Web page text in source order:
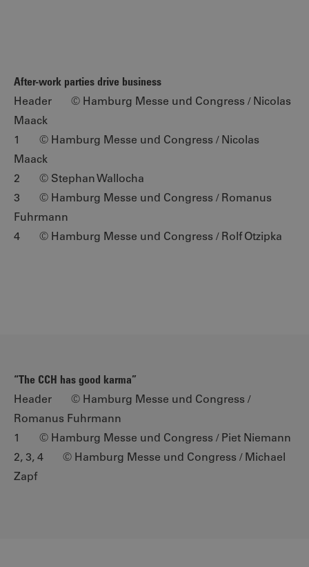
After-work parties drive business
Header © Hamburg Messe und Congress / Nicolas
Maack
1 © Hamburg Messe und Congress / Nicolas
Maack
2 © Stephan Wallocha
3 © Hamburg Messe und Congress / Romanus
Fuhrmann
4 © Hamburg Messe und Congress / Rolf Otzipka
“The CCH has good karma”
Header © Hamburg Messe und Congress /
Romanus Fuhrmann
1 © Hamburg Messe und Congress / Piet Niemann
2, 3, 4 © Hamburg Messe und Congress / Michael
Zapf